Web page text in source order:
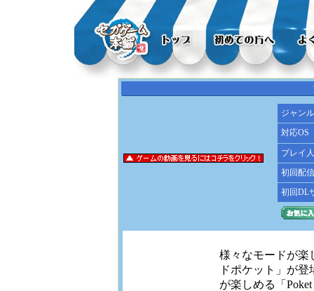
ジャンル
対応OS
プレイ
初回配
初回DL
様々なモードが楽
ドポケット」が
が楽しめる「